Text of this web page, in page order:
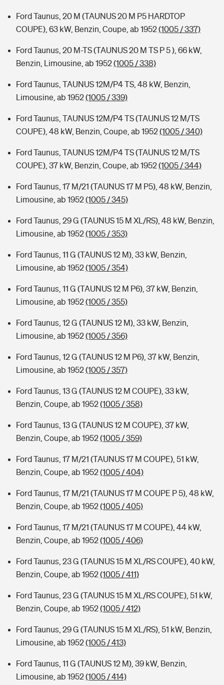
Ford Taunus, 20 M (TAUNUS 20 M P5 HARDTOP
COUPE), 63 kW, Benzin, Coupe, ab 1952(1005 / 337)
Ford Taunus, 20 M-TS (TAUNUS 20 M TS P 5 ), 66 kW,
Benzin, Limousine, ab 1952(1005 / 338)
Ford Taunus, TAUNUS 12M/P4 TS, 48 kW, Benzin,
Limousine, ab 1952(1005 / 339)
Ford Taunus, TAUNUS 12M/P4 TS (TAUNUS 12 M/TS
COUPE), 48 kW, Benzin, Coupe, ab 1952(1005 / 340)
Ford Taunus, TAUNUS 12M/P4 TS (TAUNUS 12 M/TS
COUPE), 37 kW, Benzin, Coupe, ab 1952(1005 / 344)
Ford Taunus, 17 M/21 (TAUNUS 17 M P5), 48 kW, Benzin,
Limousine, ab 1952(1005 / 345)
Ford Taunus, 29 G (TAUNUS 15 M XL/RS), 48 kW, Benzin,
Limousine, ab 1952(1005 / 353)
Ford Taunus, 11 G (TAUNUS 12 M), 33 kW, Benzin,
Limousine, ab 1952(1005 / 354)
Ford Taunus, 11 G (TAUNUS 12 M P6), 37 kW, Benzin,
Limousine, ab 1952(1005 / 355)
Ford Taunus, 12 G (TAUNUS 12 M), 33 kW, Benzin,
Limousine, ab 1952(1005 / 356)
Ford Taunus, 12 G (TAUNUS 12 M P6), 37 kW, Benzin,
Limousine, ab 1952(1005 / 357)
Ford Taunus, 13 G (TAUNUS 12 M COUPE), 33 kW,
Benzin, Coupe, ab 1952(1005 / 358)
Ford Taunus, 13 G (TAUNUS 12 M COUPE), 37 kW,
Benzin, Coupe, ab 1952(1005 / 359)
Ford Taunus, 17 M/21 (TAUNUS 17 M COUPE), 51 kW,
Benzin, Coupe, ab 1952(1005 / 404)
Ford Taunus, 17 M/21 (TAUNUS 17 M COUPE P 5), 48 kW,
Benzin, Coupe, ab 1952(1005 / 405)
Ford Taunus, 17 M/21 (TAUNUS 17 M COUPE), 44 kW,
Benzin, Coupe, ab 1952(1005 / 406)
Ford Taunus, 23 G (TAUNUS 15 M XL/RS COUPE), 40 kW,
Benzin, Coupe, ab 1952(1005 / 411)
Ford Taunus, 23 G (TAUNUS 15 M XL/RS COUPE), 51 kW,
Benzin, Coupe, ab 1952(1005 / 412)
Ford Taunus, 29 G (TAUNUS 15 M XL/RS), 51 kW, Benzin,
Limousine, ab 1952(1005 / 413)
Ford Taunus, 11 G (TAUNUS 12 M), 39 kW, Benzin,
Limousine, ab 1952(1005 / 414)